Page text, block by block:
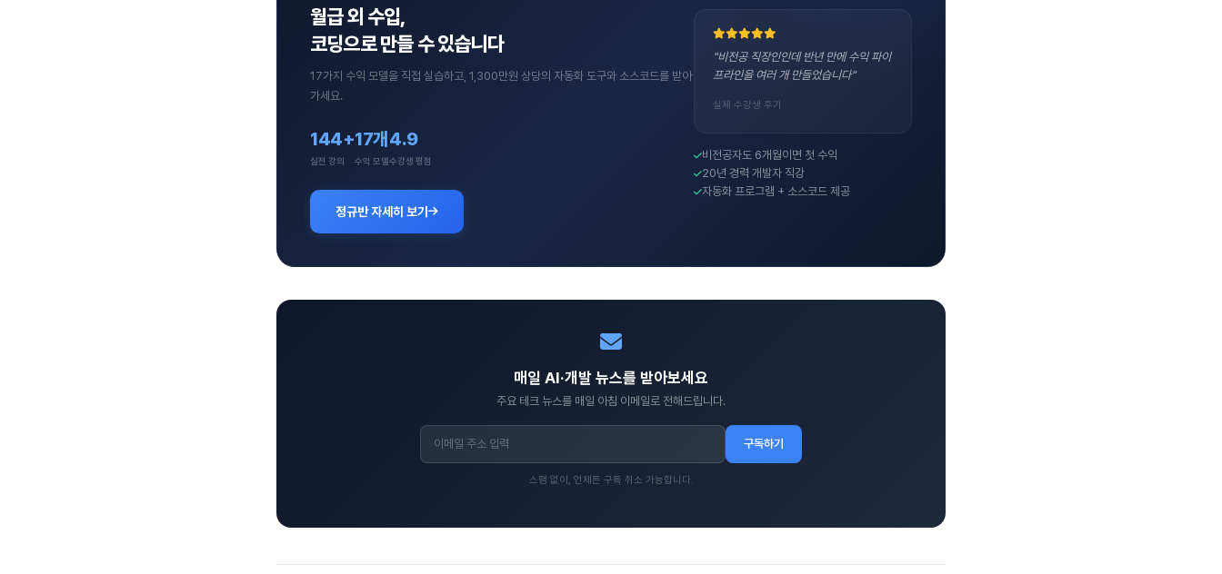
월급 외 수입,
코딩으로 만들 수 있습니다
17가지 수익 모델을 직접 실습하고, 1,300만원 상당의 자동화 도구와 소스코드를 받아
가세요.
144+
실전 강의
17개
수익 모델
4.9
수강생 평점
정규반 자세히 보기
"비전공 직장인인데 반년 만에 수익 파이
프라인을 여러 개 만들었습니다"
실제 수강생 후기
비전공자도 6개월이면 첫 수익
20년 경력 개발자 직강
자동화 프로그램 + 소스코드 제공
매일 AI·개발 뉴스를 받아보세요
주요 테크 뉴스를 매일 아침 이메일로 전해드립니다.
구독하기
스팸 없이, 언제든 구독 취소 가능합니다.